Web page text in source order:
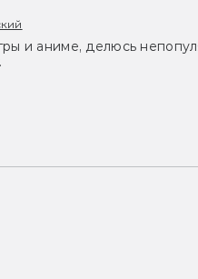
и аниме, делюсь